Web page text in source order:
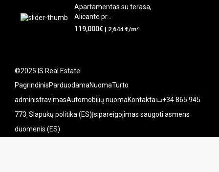
Apartamentas su terasa,
Alicante pr...
119,000€ | 2,644 €/m²
©2025 IS Real Estate
PagrindinisParduodamaNuomaTurto
administravimasAutomobilių nuomaKontaktai +34 865 945
773 Slapukų politika (ES)Įsipareigojimas saugoti asmens
duomenis (ES)